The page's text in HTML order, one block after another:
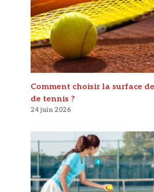
Comment choisir la surface
de tennis ?
24 juin 2026